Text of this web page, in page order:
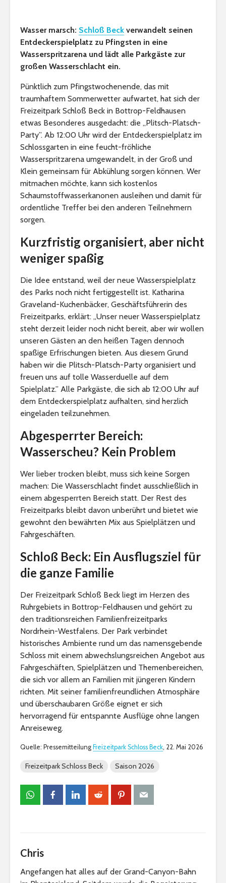
Wasser marsch: Schloß Beck verwandelt seinen
Entdeckerspielplatz zu Pfingsten in eine
Wasserspritzarena und lädt alle Parkgäste zur
großen Wasserschlacht ein.
Pünktlich zum Pfingstwochenende, das mit
traumhaftem Sommerwetter aufwartet, hat sich der
Freizeitpark Schloß Beck in Bottrop-Feldhausen
etwas Besonderes ausgedacht: die „Plitsch-Platsch-
Party”. Ab 12:00 Uhr wird der Entdeckerspielplatz im
Schlossgarten in eine feucht-fröhliche
Wasserspritzarena umgewandelt, in der Groß und
Klein gemeinsam für Abkühlung sorgen können. Wer
mitmachen möchte, kann sich kostenlos
Schaumstoffwasserkanonen ausleihen und damit für
ordentliche Treffer bei den anderen Teilnehmern
sorgen.
Kurzfristig organisiert, aber nicht
weniger spaßig
Die Idee entstand, weil der neue Wasserspielplatz
des Parks noch nicht fertiggestellt ist. Katharina
Graveland-Kuchenbäcker, Geschäftsführerin des
Freizeitparks, erklärt: „Unser neuer Wasserspielplatz
steht derzeit leider noch nicht bereit, aber wir wollen
unseren Gästen an den heißen Tagen dennoch
spaßige Erfrischungen bieten. Aus diesem Grund
haben wir die Plitsch-Platsch-Party organisiert und
freuen uns auf tolle Wasserduelle auf dem
Spielplatz.” Alle Parkgäste, die sich ab 12:00 Uhr auf
dem Entdeckerspielplatz aufhalten, sind herzlich
eingeladen teilzunehmen.
Abgesperrter Bereich:
Wasserscheu? Kein Problem
Wer lieber trocken bleibt, muss sich keine Sorgen
machen: Die Wasserschlacht findet ausschließlich in
einem abgesperrten Bereich statt. Der Rest des
Freizeitparks bleibt davon unberührt und bietet wie
gewohnt den bewährten Mix aus Spielplätzen und
Fahrgeschäften.
Schloß Beck: Ein Ausflugsziel für
die ganze Familie
Der Freizeitpark Schloß Beck liegt im Herzen des
Ruhrgebiets in Bottrop-Feldhausen und gehört zu
den traditionsreichen Familienfreizeitparks
Nordrhein-Westfalens. Der Park verbindet
historisches Ambiente rund um das namensgebende
Schloss mit einem abwechslungsreichen Angebot aus
Fahrgeschäften, Spielplätzen und Themenbereichen,
die sich vor allem an Familien mit jüngeren Kindern
richten. Mit seiner familienfreundlichen Atmosphäre
und überschaubaren Größe eignet er sich
hervorragend für entspannte Ausflüge ohne langen
Anreiseweg.
Quelle: Pressemitteilung Freizeitpark Schloss Beck, 22. Mai 2026
Freizeitpark Schloss Beck Saison 2026
Chris
Angefangen hat alles auf der Grand-Canyon-Bahn